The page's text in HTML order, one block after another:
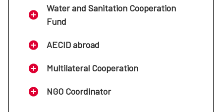
Water and Sanitation Cooperation
Fund
AECID abroad
Multilateral Cooperation
NGO Coordinator